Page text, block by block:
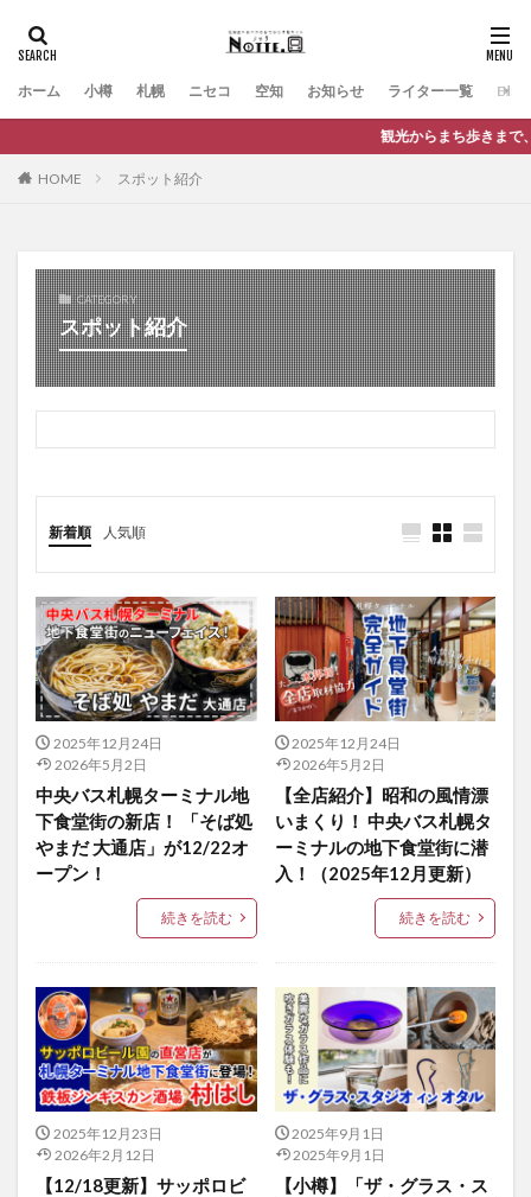
ホーム 小樽 札幌 ニセコ 空知 お知らせ ライター一覧
観光からまち歩きまで、バス
HOME スポット紹介
CATEGORY
スポット紹介
新着順 人気順
2025年12月24日
2026年5月2日
中央バス札幌ターミナル地
下食堂街の新店！ 「そば処
やまだ 大通店」が12/22オ
ープン！
続きを読む
2025年12月24日
2026年5月2日
【全店紹介】昭和の風情漂
いまくり！ 中央バス札幌タ
ーミナルの地下食堂街に潜
入！（2025年12月更新）
続きを読む
2025年12月23日
2026年2月12日
【12/18更新】サッポロビ
2025年9月1日
2025年9月1日
【小樽】「ザ・グラス・ス